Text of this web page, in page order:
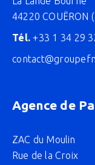
44220 COUËRON
Tél. +33 1 34 29
Agence de
ZAC du Moulin
Rue de la Croix